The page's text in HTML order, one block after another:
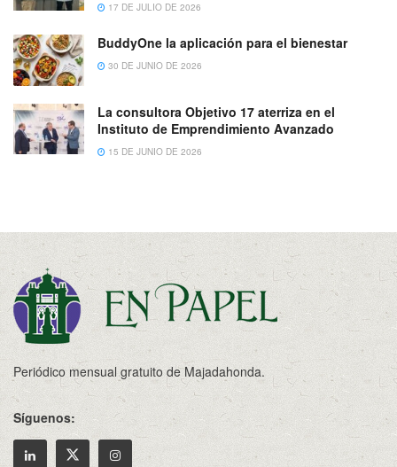
17 DE JULIO DE 2026
BuddyOne la aplicación para el bienestar
30 DE JUNIO DE 2026
La consultora Objetivo 17 aterriza en el
Instituto de Emprendimiento Avanzado
15 DE JUNIO DE 2026
Periódico mensual gratuito de Majadahonda.
Síguenos: